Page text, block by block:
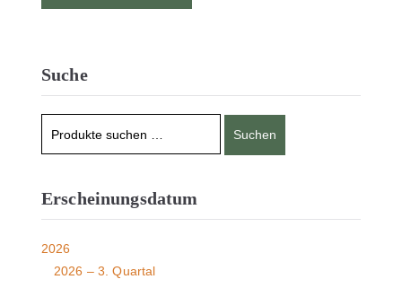
Suche
Suchen
Erscheinungsdatum
2026
2026 – 3. Quartal